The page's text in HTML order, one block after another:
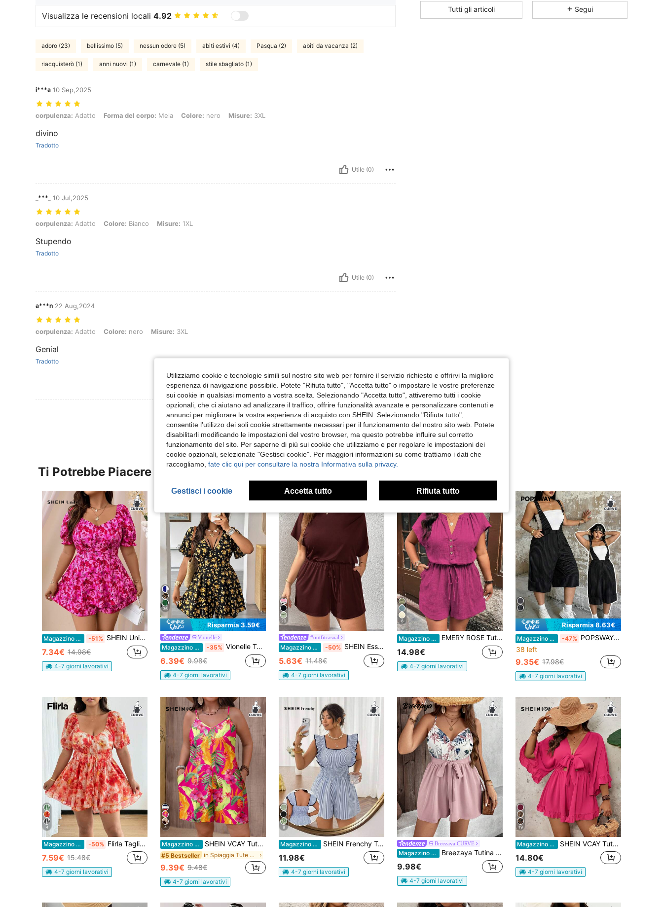
Visualizza le recensioni locali 4.92
adoro (23) bellissimo (5) nessun odore (5) abiti estivi (4) Pasqua (2) abiti da vacanza (2)
riacquisterò (1) anni nuovi (1) carnevale (1) stile sbagliato (1)
i***a 10 Sep,2025
corpulenza: Adatto, Forma del corpo: Mela, Colore: nero, Misure: 3XL
corpulenza: Adatto Forma del corpo: Mela Colore: nero Misure: 3XL
divino
Tradotto
Utile (0)
_***_ 10 Jul,2025
corpulenza: Adatto, Colore: Bianco, Misure: 1XL
corpulenza: Adatto Colore: Bianco Misure: 1XL
Stupendo
Tradotto
Utile (0)
a***n 22 Aug,2024
corpulenza: Adatto, Colore: nero, Misure: 3XL
corpulenza: Adatto Colore: nero Misure: 3XL
Genial
Tradotto
Utile (1)
Visualizza Altre Recensioni
Tutti gli articoli Segui
Ti Potrebbe Piacere
Magazzino EU -51% SHEIN Unity Tuta estiva con stampa floreale all-over e maniche a palloncino, taglie comode
7.34€ 14.98€
4-7 giorni lavorativi
36
Risparmia 3.59€
Vionelle
Magazzino EU -35% Vionelle Tuta corta casual con stampa floreale e vita stretta, taglie forti, primavera/estate
6.39€ 9.98€
4-7 giorni lavorativi
20
#outfitcasual
Magazzino EU -50% SHEIN Essnce Tuta da donna taglie forti, abbigliamento estivo, pantaloncini, spalle scoperte, outfit estivi da donna, outfit da rave festival, outfit estivi da donna per vacanze, tuta casual da donna
5.63€ 11.48€
4-7 giorni lavorativi
6
Magazzino EU EMERY ROSE Tuta casual comoda in cotone con maniche a raglan e coulisse, taglia curvy, abbigliamento estivo da donna, tuta estiva da donna, abbigliamento estivo da donna, tuta estiva da lavoro, tuta corta estiva da donna
14.98€
4-7 giorni lavorativi
Risparmia 8.63€
Magazzino EU -47% POPSWAY Primavera, Estate, Nuovo Elegante Moda Casual Completo Design Tessuto a Righe Fibbia Regolabile Bretelle Orlo con Polsino Pantaloni Capri Vita Alta Gamba Larga Pantaloni Donne Pantaloni Casual Ampi Snellenti Versatile Business Casual
38 left
9.35€ 17.98€
4-7 giorni lavorativi
4
Magazzino EU -50% Flirla Taglia curvy Jumpsuit romantica e femminile a vita stretta con colletto quadrato, a due strati, a line
7.59€ 15.48€
4-7 giorni lavorativi
4
Magazzino EU SHEIN VCAY Tuta casual con stampa floreale tropicale, semplice e rilassata, adatta per taglie comode in estate
#5 Bestseller in Spiaggia Tute e body taglie forti
9.39€ 9.48€
4-7 giorni lavorativi
8
Magazzino EU SHEIN Frenchy Tuta casual a righe con volant sul fondo, taglie comode
11.98€
4-7 giorni lavorativi
Breezaya CURVE
Magazzino EU Breezaya Tutina senza maniche, in taglia oversize, con stampa di piante tropicali, per donne
9.98€
4-7 giorni lavorativi
19
Magazzino EU SHEIN VCAY Tuta da donna taglie forti, tinta unita, maniche a pipistrello, orlo arricciato, vita con fiocco
14.80€
4-7 giorni lavorativi
Utilizziamo cookie e tecnologie simili sul nostro sito web per fornire il servizio richiesto e offrirvi la migliore
esperienza di navigazione possibile. Potete "Rifiuta tutto", "Accetta tutto" o impostare le vostre preferenze
sui cookie in qualsiasi momento a vostra scelta. Selezionando "Accetta tutto", attiveremo tutti i cookie
opzionali, che ci aiutano ad analizzare il traffico, offrire funzionalità avanzate e personalizzare contenuti e
annunci per migliorare la vostra esperienza di acquisto con SHEIN. Selezionando "Rifiuta tutto",
consentite l'utilizzo dei soli cookie strettamente necessari per il funzionamento del nostro sito web. Potete
disabilitarli modificando le impostazioni del vostro browser, ma questo potrebbe influire sul corretto
funzionamento del sito. Per saperne di più sui cookie che utilizziamo e per regolare le impostazioni dei
cookie opzionali, selezionate "Gestisci cookie". Per maggiori informazioni su come trattiamo i dati che
raccogliamo, fate clic qui per consultare la nostra Informativa sulla privacy.
Gestisci i cookie Accetta tutto Rifiuta tutto